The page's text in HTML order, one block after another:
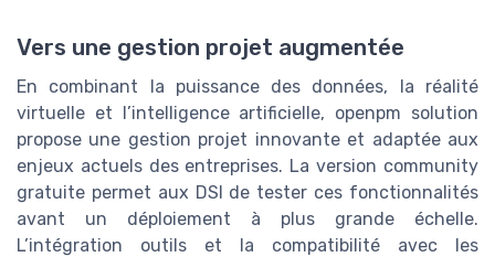
Vers une gestion projet augmentée
En combinant la puissance des données, la réalité
virtuelle et l’intelligence artificielle, openpm solution
propose une gestion projet innovante et adaptée aux
enjeux actuels des entreprises. La version community
gratuite permet aux DSI de tester ces fonctionnalités
avant un déploiement à plus grande échelle.
L’intégration outils et la compatibilité avec les